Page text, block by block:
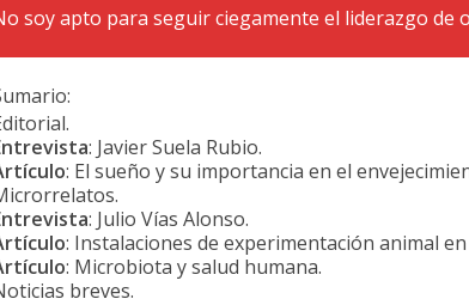
soy apto para seguir ciegamente el liderazgo de
: Javier Suela Rubio.
: El sueño y su importancia en el
: Julio Vías Alonso.
: Instalaciones de experimentación animal
: Microbiota y salud humana.
breves.